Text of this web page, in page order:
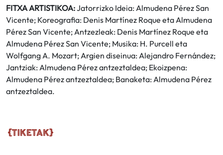
FITXA ARTISTIKOA:Jatorrizko Ideia: Almudena Pérez San
Vicente; Koreografia: Denis Martínez Roque eta Almudena
Pérez San Vicente; Antzezleak: Denis Martínez Roque eta
Almudena Pérez San Vicente; Musika: H. Purcell eta
Wolfgang A. Mozart; Argien diseinua: Alejandro Fernández;
Jantziak: Almudena Pérez antzeztaldea; Ekoizpena:
Almudena Pérez antzeztaldea; Banaketa: Almudena Pérez
antzeztaldea.